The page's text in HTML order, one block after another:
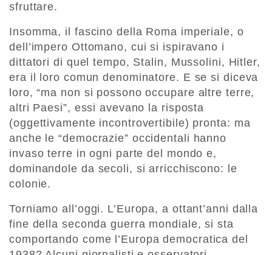
sfruttare.
Insomma, il fascino della Roma imperiale, o
dell’impero Ottomano, cui si ispiravano i
dittatori di quel tempo, Stalin, Mussolini, Hitler,
era il loro comun denominatore. E se si diceva
loro, “ma non si possono occupare altre terre,
altri Paesi”, essi avevano la risposta
(oggettivamente incontrovertibile) pronta: ma
anche le “democrazie” occidentali hanno
invaso terre in ogni parte del mondo e,
dominandole da secoli, si arricchiscono: le
colonie.
Torniamo all’oggi. L’Europa, a ottant’anni dalla
fine della seconda guerra mondiale, si sta
comportando come l’Europa democratica del